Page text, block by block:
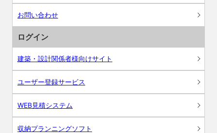
お問い合わせ
ログイン
建築・設計関係者様向けサイト
ユーザー登録サービス
WEB見積システム
収納プランニングソフト